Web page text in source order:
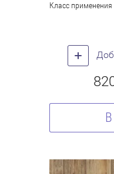
Класс применения